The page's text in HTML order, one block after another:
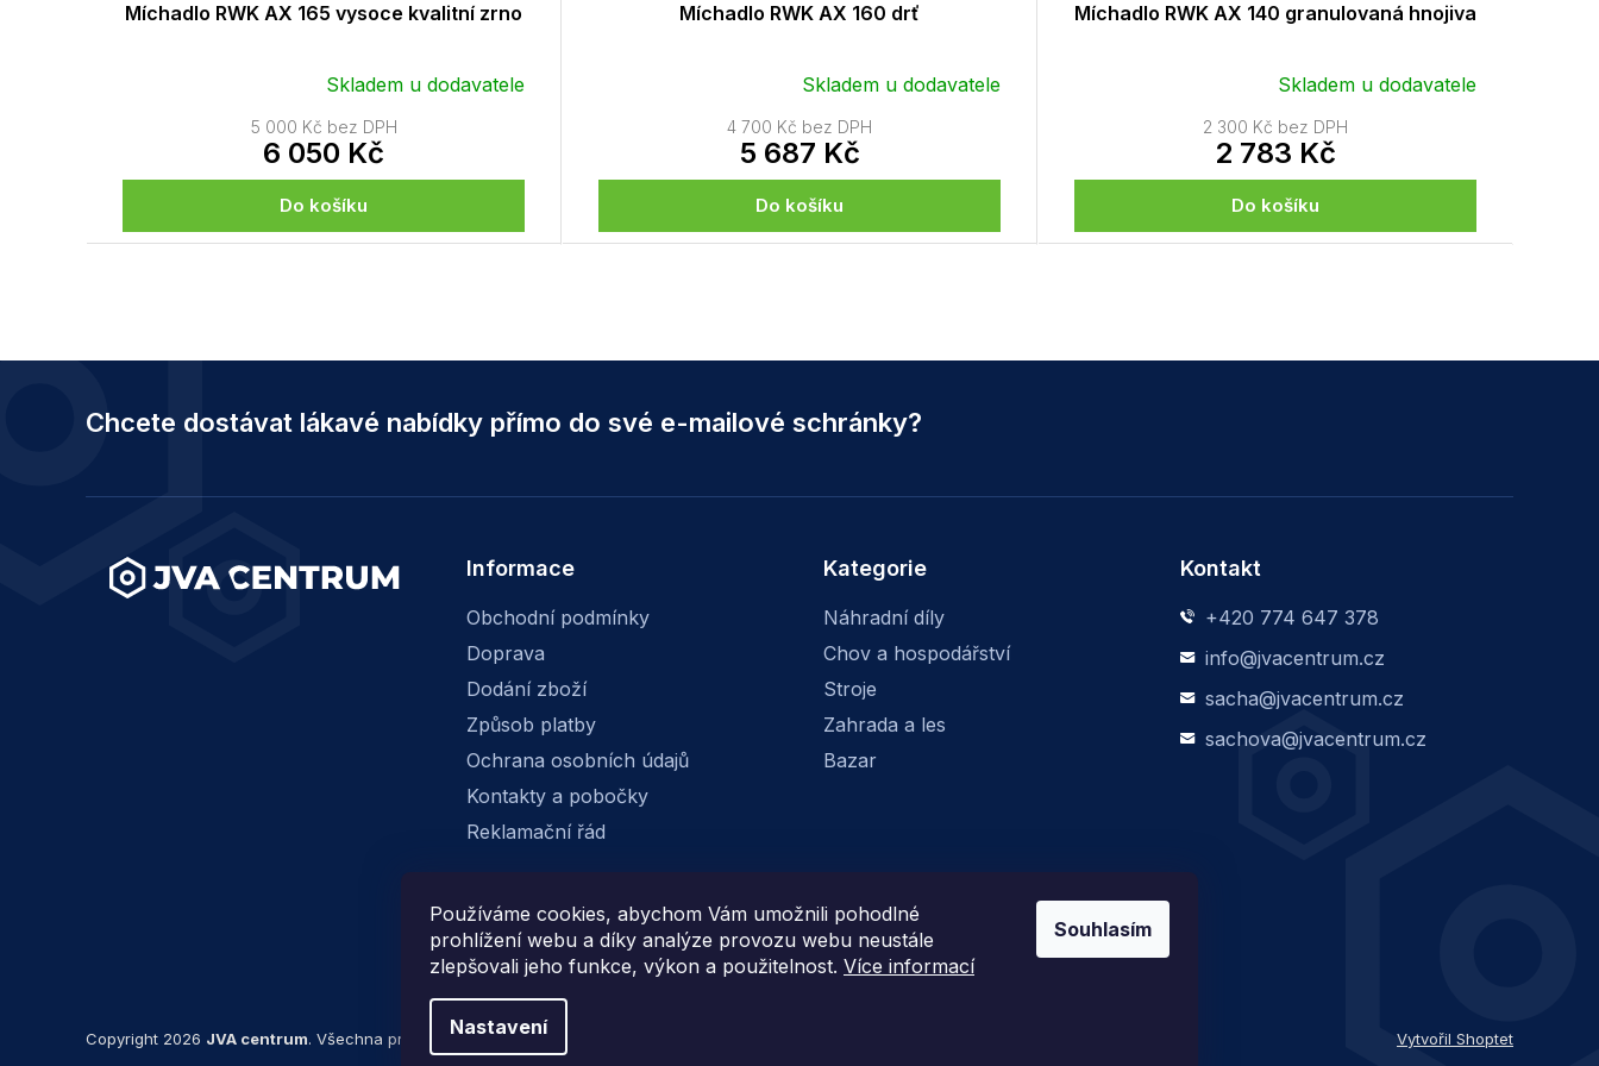
Používáme cookies, abychom Vám umožnili pohodlné
prohlížení webu a díky analýze provozu webu neustále
zlepšovali jeho funkce, výkon a použitelnost. Více informací
Nastavení
Souhlasím
Míchadlo RWK AX 165 vysoce kvalitní zrno
Skladem u dodavatele
5 000 Kč bez DPH
6 050 Kč
Do košíku
Míchadlo RWK AX 160 drť
Skladem u dodavatele
4 700 Kč bez DPH
5 687 Kč
Do košíku
Míchadlo RWK AX 140 granulovaná hnojiva
Skladem u dodavatele
2 300 Kč bez DPH
2 783 Kč
Do košíku
d
c
í
v
Chcete dostávat lákavé nabídky přímo do své e-mailové schránky?
Informace
Obchodní podmínky
Doprava
Dodání zboží
Způsob platby
Ochrana osobních údajů
Kontakty a pobočky
Reklamační řád
Kategorie
Náhradní díly
Chov a hospodářství
Stroje
Zahrada a les
Bazar
Kontakt
+420 774 647 378
info@jvacentrum.cz
sacha@jvacentrum.cz
sachova@jvacentrum.cz
Facebook Instagram
Vytvořil Shoptet
Copyright 2026 JVA centrum. Všechna práva vyhrazena.